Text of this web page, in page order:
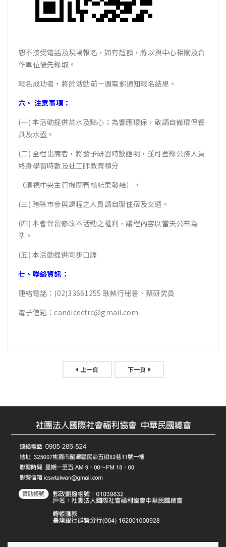
恕不接受電話及現場報名，如有超額，將以與中心相關及合
作單位優先錄取。
報名成功者，將於活動前一週電郵通知報名結果。
六、 注意事項：
(一) 本活動提供茶水及點心；為響應環保，敬請自備環保餐
具及水壺。
(二) 全程出席者，將發予研習時數證明，並可登錄公務人員
終身學習時數及社工師教育積分
（須視中央主管機關審核結果發給）。
(三) 跨縣市參與課程之人員請自理住宿及交通。
(四) 本會保留修改本活動之權利，議程內容以當天公布為
準。
(五) 本活動提供同步口譯
七、聯絡資訊：
連絡電話：(02)33661255 耿執行秘書、蔡研究員
電子信箱： candicecfrc@gmail.com
上一頁 下一頁